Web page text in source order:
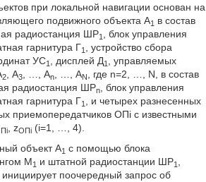
при локальной навигации основан на
подвижного объекта А1 в состав
радиостанция ШР1
, блок управления
гарнитура Г1
, устройство сбора
УС1 , дисплей Д1
, управляемых
2, А3, …, Аn, …, АN
, где n=2, …, N, в состав
радиостанция ШРn, блок управления
гарнитура Г1
, и четырех разнесенных
приемопередатчиков ОПi с известными
, zОПi(i=1, …, 4).
объект А1 с помощью блока
М1 и штатной радиостанции ШР1
поочередный запрос об